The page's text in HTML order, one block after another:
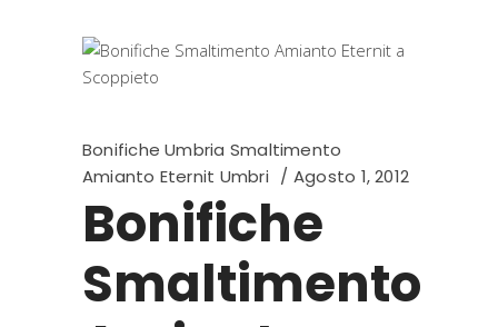
Bonifiche Umbria Smaltimento
Amianto Eternit Umbri
Agosto 1, 2012
Bonifiche
Smaltimento